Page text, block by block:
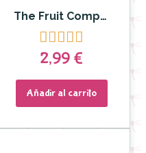
The Fruit Company - Deo Roll On Fresa Nata Antitranspirante Soft Touch

2,99 €
Añadir al carrito